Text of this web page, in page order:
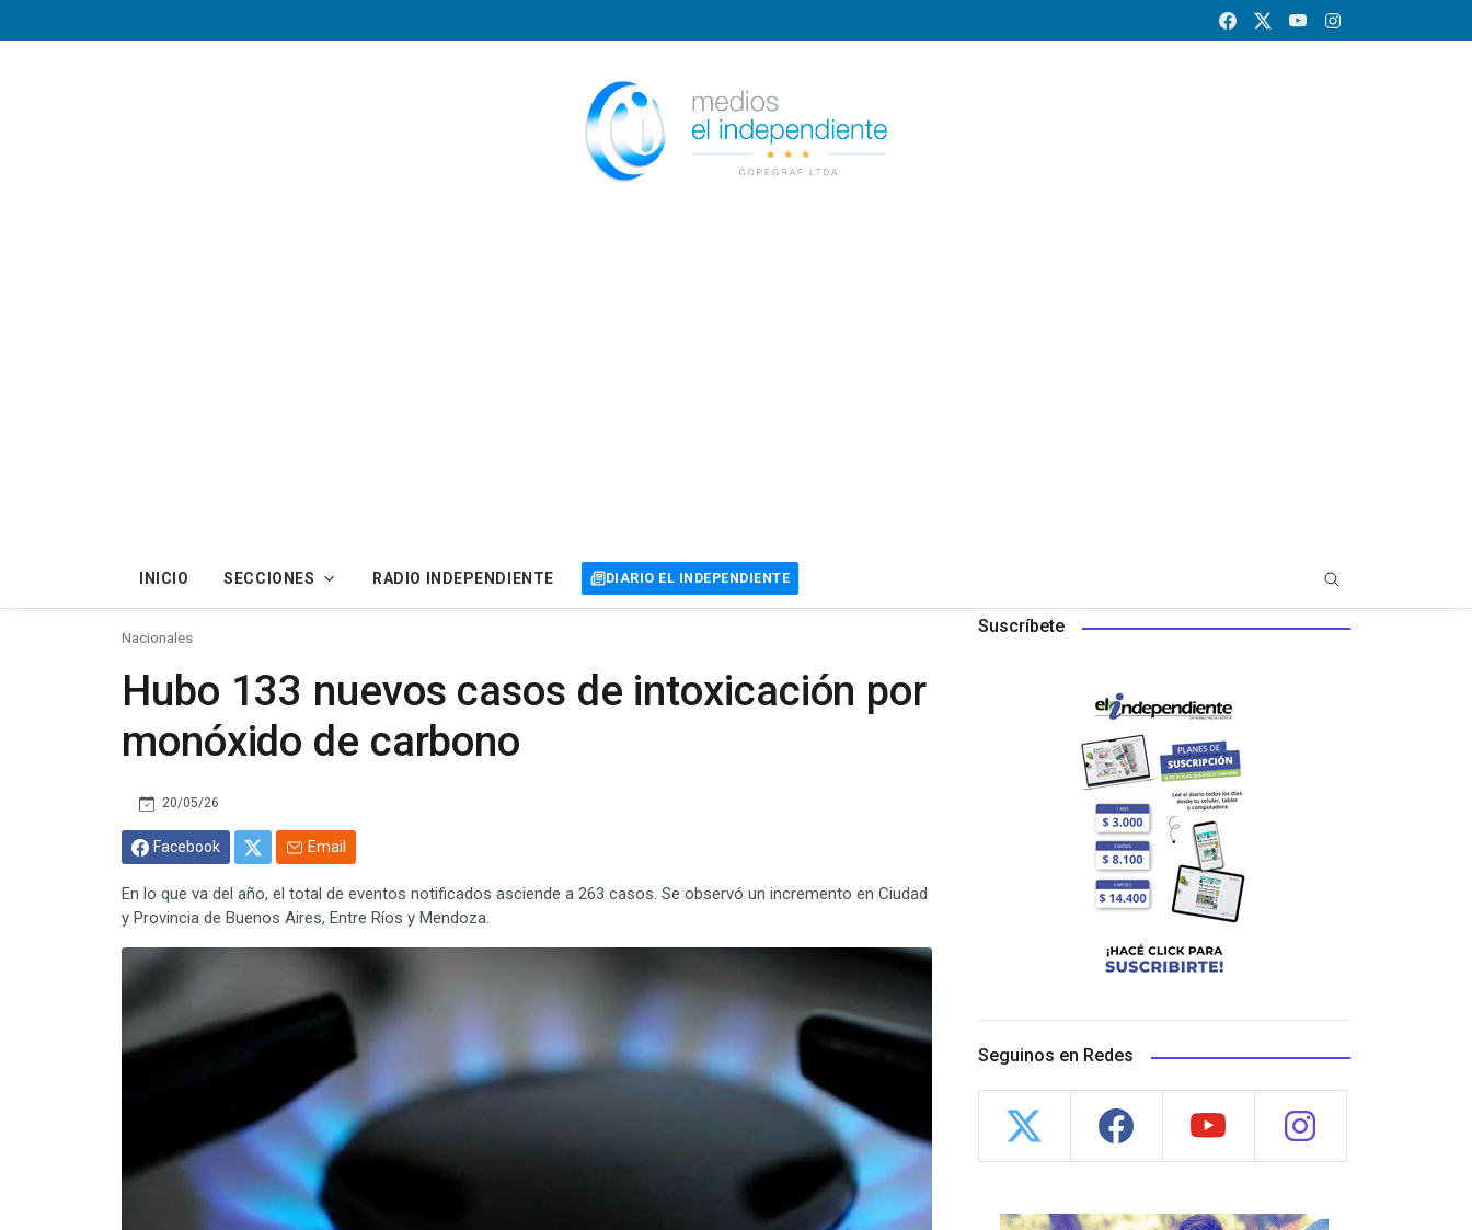
INICIO SECCIONES RADIO INDEPENDIENTE DIARIO EL INDEPENDIENTE
Nacionales
Hubo 133 nuevos casos de intoxicación por
monóxido de carbono
20/05/26
Facebook Email
En lo que va del año, el total de eventos notificados asciende a 263 casos. Se observó un incremento en Ciudad
y Provincia de Buenos Aires, Entre Ríos y Mendoza.
Suscríbete
Seguinos en Redes